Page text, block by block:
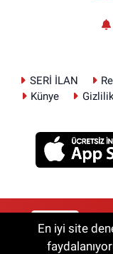
SERİ İLAN
Künye
RSS
En iyi site